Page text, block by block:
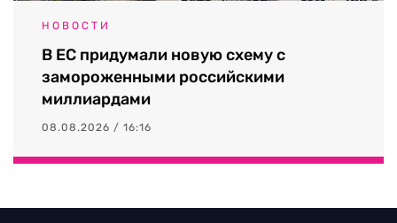
НОВОСТИ
В ЕС придумали новую схему с
замороженными российскими
миллиардами
08.08.2026 / 16:16